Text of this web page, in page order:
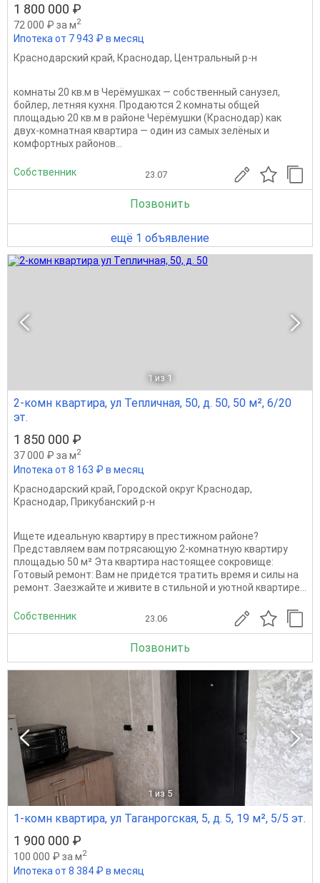
1 800 000 ₽
72 000 ₽ за м2
Ипотека от 7 943 ₽ в месяц
Краснодарский край, Краснодар, Центральный р-н
комнаты 20 кв.м в Черёмушках — собственный санузел,
бойлер, летняя кухня. Продаются 2 комнаты общей
площадью 20 кв.м в районе Черёмушки (Краснодар) как
двух-комнатная квартира — один из самых зелёных и
комфортных районов...
Собственник 23.07
Позвонить
ещё 1 объявление
1 из 1
2-комн квартира, ул Тепличная, 50, д. 50, 50 м², 6/20
эт.
1 850 000 ₽
37 000 ₽ за м2
Ипотека от 8 163 ₽ в месяц
Краснодарский край, Городской округ Краснодар,
Краснодар, Прикубанский р-н
Ищете идеальную квартиру в престижном районе?
Представляем вам потрясающую 2-комнатную квартиру
площадью 50 м² Эта квартира настоящее сокровище:
Готовый ремонт: Вам не придется тратить время и силы на
ремонт. Заезжайте и живите в стильной и уютной квартире...
Собственник 23.06
Позвонить
1 из 5
1-комн квартира, ул Таганрогская, 5, д. 5, 19 м², 5/5 эт.
1 900 000 ₽
100 000 ₽ за м2
Ипотека от 8 384 ₽ в месяц